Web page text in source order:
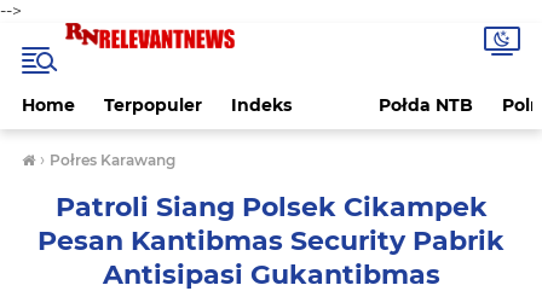
-->
Home Terpopuler Indeks Połda NTB
› Połres Karawang
Patroli Siang Polsek Cikampek
Pesan Kantibmas Security Pabrik
Antisipasi Gukantibmas